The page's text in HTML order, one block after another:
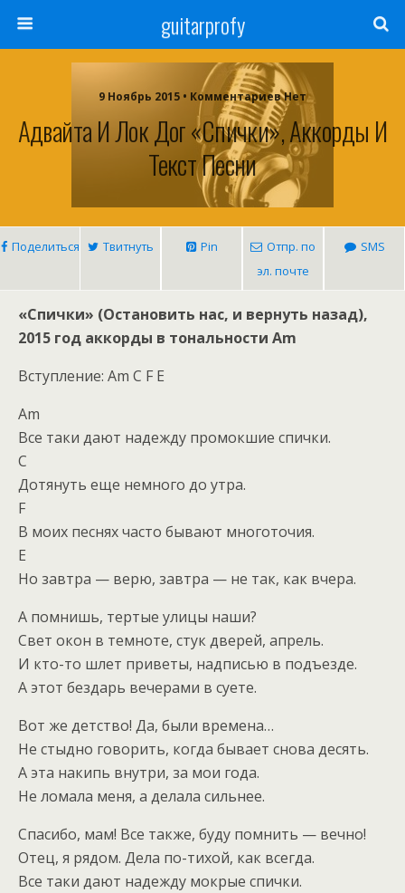
guitarprofy
9 Ноябрь 2015 • Комментариев Нет
Адвайта И Лок Дог «Спички», Аккорды И
Текст Песни
Поделиться Твитнуть Pin
Отпр. по
эл. почте
SMS
«Спички» (Остановить нас, и вернуть назад),
2015 год аккорды в тональности Am
Вступление: Am С F E
Am
Все таки дают надежду промокшие спички.
C
Дотянуть еще немного до утра.
F
В моих песнях часто бывают многоточия.
E
Но завтра — верю, завтра — не так, как вчера.
А помнишь, тертые улицы наши?
Свет окон в темноте, стук дверей, апрель.
И кто-то шлет приветы, надписью в подъезде.
А этот бездарь вечерами в суете.
Вот же детство! Да, были времена…
Не стыдно говорить, когда бывает снова десять.
А эта накипь внутри, за мои года.
Не ломала меня, а делала сильнее.
Спасибо, мам! Все также, буду помнить — вечно!
Отец, я рядом. Дела по-тихой, как всегда.
Все таки дают надежду мокрые спички.